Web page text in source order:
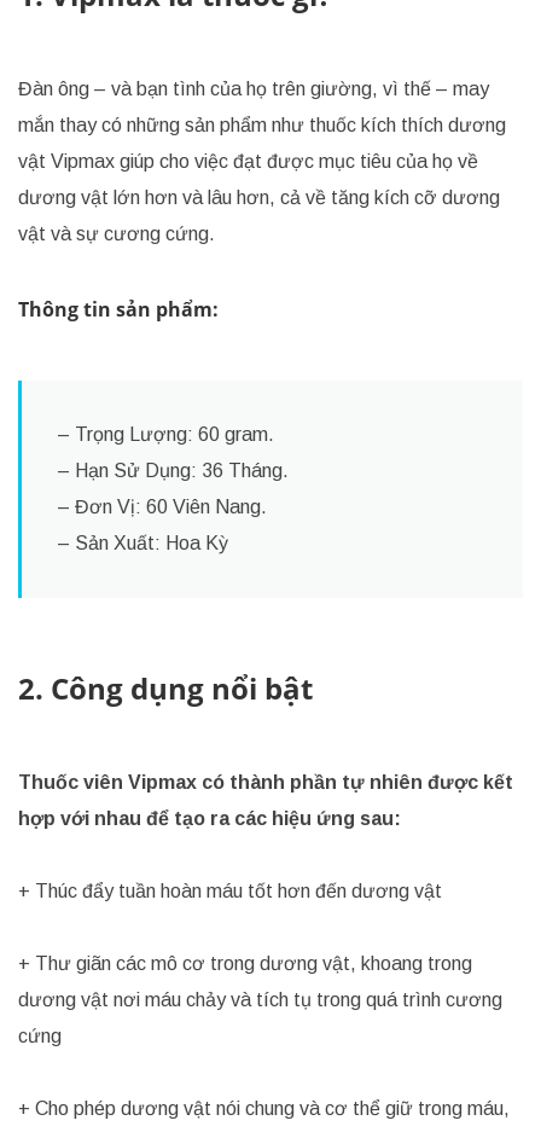
Đàn ông – và bạn tình của họ trên giường, vì thế – may
mắn thay có những sản phẩm như thuốc kích thích dương
vật Vipmax giúp cho việc đạt được mục tiêu của họ về
dương vật lớn hơn và lâu hơn, cả về tăng kích cỡ dương
vật và sự cương cứng.
Thông tin sản phẩm:
– Trọng Lượng: 60 gram.
– Hạn Sử Dụng: 36 Tháng.
– Đơn Vị: 60 Viên Nang.
– Sản Xuất: Hoa Kỳ
2. Công dụng nổi bật
Thuốc viên Vipmax có thành phần tự nhiên được kết
hợp với nhau để tạo ra các hiệu ứng sau:
+ Thúc đẩy tuần hoàn máu tốt hơn đến dương vật
+ Thư giãn các mô cơ trong dương vật, khoang trong
dương vật nơi máu chảy và tích tụ trong quá trình cương
cứng
+ Cho phép dương vật nói chung và cơ thể giữ trong máu,